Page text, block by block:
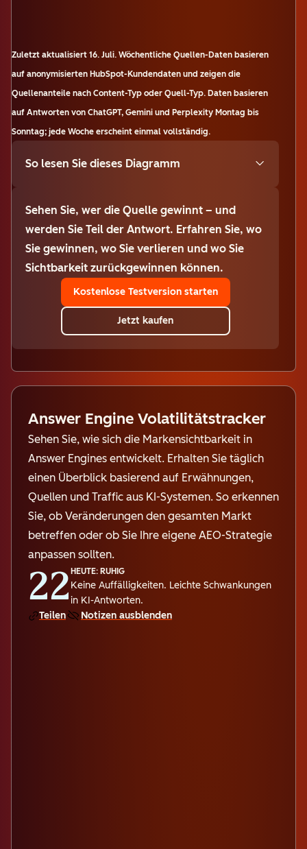
Zuletzt aktualisiert 16. Juli. Wöchentliche Quellen-Daten basieren
auf anonymisierten HubSpot-Kundendaten und zeigen die
Quellenanteile nach Content-Typ oder Quell-Typ. Daten basieren
auf Antworten von ChatGPT, Gemini und Perplexity Montag bis
Sonntag; jede Woche erscheint einmal vollständig.
So lesen Sie dieses Diagramm
Sehen Sie, wer die Quelle gewinnt – und
werden Sie Teil der Antwort. Erfahren Sie, wo
Sie gewinnen, wo Sie verlieren und wo Sie
Sichtbarkeit zurückgewinnen können.
Kostenlose Testversion starten
Jetzt kaufen
Answer Engine Volatilitätstracker
Sehen Sie, wie sich die Markensichtbarkeit in
Answer Engines entwickelt. Erhalten Sie täglich
einen Überblick basierend auf Erwähnungen,
Quellen und Traffic aus KI-Systemen. So erkennen
Sie, ob Veränderungen den gesamten Markt
betreffen oder ob Sie Ihre eigene AEO-Strategie
anpassen sollten.
22 HEUTE: RUHIG
Keine Auffälligkeiten. Leichte Schwankungen
in KI-Antworten.
Teilen
Notizen ausblenden